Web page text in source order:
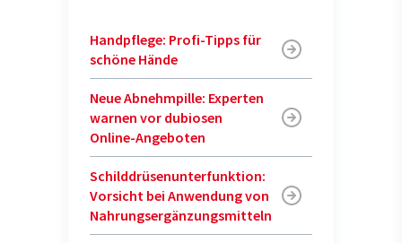
Handpflege: Profi-Tipps für
schöne Hände
Neue Abnehmpille: Experten
warnen vor dubiosen
Online-Angeboten
Schilddrüsenunterfunktion:
Vorsicht bei Anwendung von
Nahrungsergänzungsmitteln